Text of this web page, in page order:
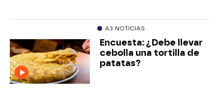
A3 NOTICIAS
Encuesta: ¿Debe llevar
cebolla una tortilla de
patatas?